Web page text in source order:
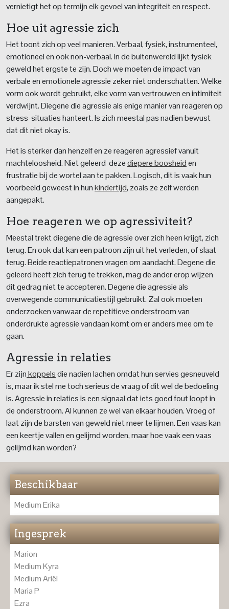
vernietigt het op termijn elk gevoel van integriteit en respect.
Hoe uit agressie zich
Het toont zich op veel manieren. Verbaal, fysiek, instrumenteel,
emotioneel en ook non-verbaal. In de buitenwereld lijkt fysiek
geweld het ergste te zijn. Doch we moeten de impact van
verbale en emotionele agressie zeker niet onderschatten. Welke
vorm ook wordt gebruikt, elke vorm van vertrouwen en intimiteit
verdwijnt. Diegene die agressie als enige manier van reageren op
stress-situaties hanteert. Is zich meestal pas nadien bewust
dat dit niet okay is.
Het is sterker dan henzelf en ze reageren agressief vanuit
machteloosheid. Niet geleerd dezediepere boosheiden
frustratie bij de wortel aan te pakken. Logisch, dit is vaak hun
voorbeeld geweest in hunkindertijd, zoals ze zelf werden
aangepakt.
Hoe reageren we op agressiviteit?
Meestal trekt diegene die de agressie over zich heen krijgt, zich
terug. En ook dat kan een patroon zijn uit het verleden, of slaat
terug. Beide reactiepatronen vragen om aandacht. Degene die
geleerd heeft zich terug te trekken, mag de ander erop wijzen
dit gedrag niet te accepteren. Degene die agressie als
overwegende communicatiestijl gebruikt. Zal ook moeten
onderzoeken vanwaar de repetitieve onderstroom van
onderdrukte agressie vandaan komt om er anders mee om te
gaan.
Agressie in relaties
Er zijnkoppelsdie nadien lachen omdat hun servies gesneuveld
is, maar ik stel me toch serieus de vraag of dit wel de bedoeling
is. Agressie in relaties is een signaal dat iets goed fout loopt in
de onderstroom. Al kunnen ze wel van elkaar houden. Vroeg of
laat zijn de barsten van geweld niet meer te lijmen. Een vaas kan
een keertje vallen en gelijmd worden, maar hoe vaak een vaas
gelijmd kan worden?
Beschikbaar
Medium Erika
Ingesprek
Marion
Medium Kyra
Medium Ariël
Maria P
Ezra